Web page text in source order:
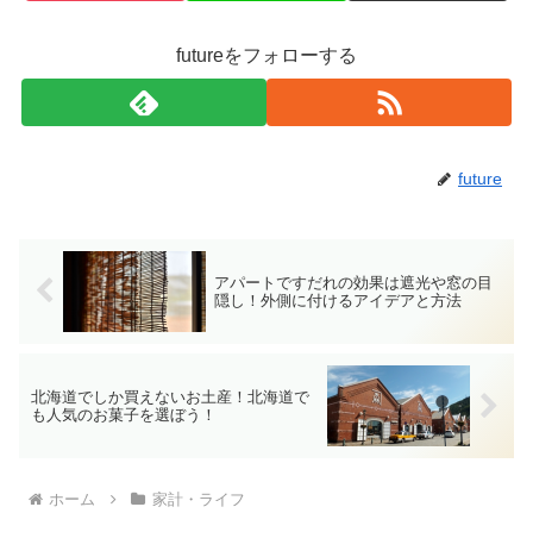
futureをフォローする
future
アパートですだれの効果は遮光や窓の目
隠し！外側に付けるアイデアと方法
北海道でしか買えないお土産！北海道で
も人気のお菓子を選ぼう！
ホーム 家計・ライフ